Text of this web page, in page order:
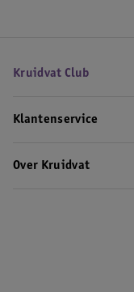
Kruidvat Club
Klantenservice
Over Kruidvat